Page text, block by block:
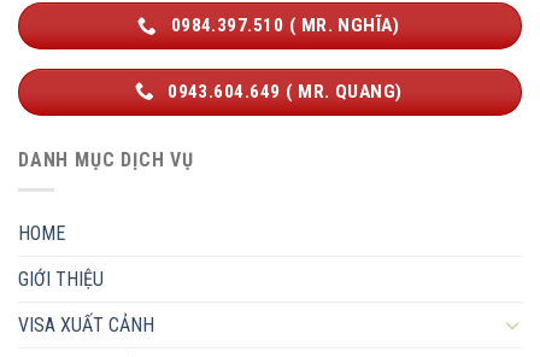
0984.397.510 ( MR. NGHĨA)
0943.604.649 ( MR. QUANG)
DANH MỤC DỊCH VỤ
HOME
GIỚI THIỆU
VISA XUẤT CẢNH